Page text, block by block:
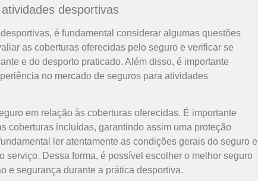
desportivas
é fundamental considerar algumas questões
as coberturas oferecidas pelo seguro e verificar se
e do desporto praticado. Além disso, é importante
no mercado de seguros para atividades
em relação às coberturas oferecidas. É importante
coberturas incluídas, garantindo assim uma proteção
ler atentamente as condições gerais do seguro e
serviço. Dessa forma, é possível escolher o melhor seguro
e segurança durante a prática desportiva.